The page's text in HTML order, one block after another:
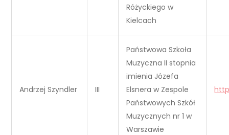
Różyckiego w
Kielcach
Andrzej Szyndler III
Państwowa Szkoła
Muzyczna II stopnia
imienia Józefa
Elsnera w Zespole
Państwowych Szkół
Muzycznych nr 1 w
Warszawie